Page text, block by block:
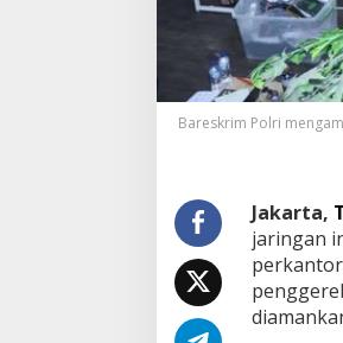
n
t
e
r
n
a
s
a
l
d
i
J
a
Bareskrim Polri
Jakarta,
jaringan